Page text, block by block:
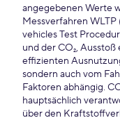
angegebenen Werte
Messverfahren
vehicles Test
und der CO₂,
effizienten
sondern auch vom
Faktoren abhängig.
hauptsächlich
über den